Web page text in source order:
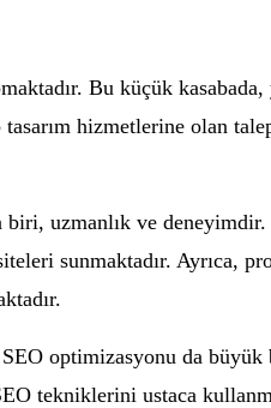
Bu küçük
hizmetlerine olan talep
uzmanlık ve
sunmaktadır. Ayrıca,
SEO optimizasyonu da
tekniklerini ustaca